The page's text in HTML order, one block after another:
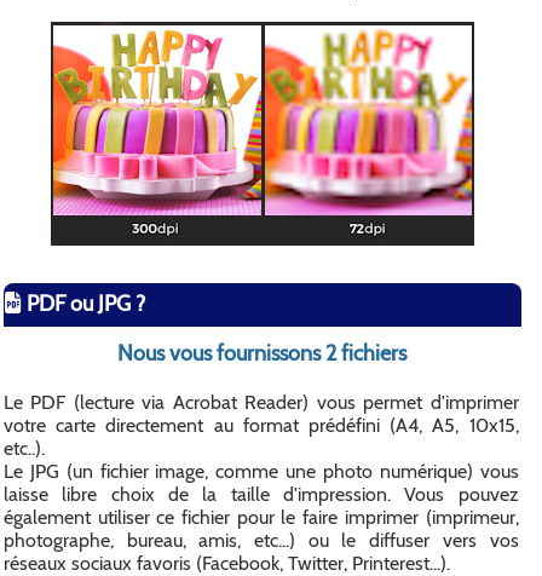
PDF ou JPG ?
Nous vous fournissons 2 fichiers
Le PDF (lecture via Acrobat Reader) vous permet d'imprimer
votre carte directement au format prédéfini (A4, A5, 10x15,
etc..).
Le JPG (un fichier image, comme une photo numérique) vous
laisse libre choix de la taille d'impression. Vous pouvez
également utiliser ce fichier pour le faire imprimer (imprimeur,
photographe, bureau, amis, etc...) ou le diffuser vers vos
réseaux sociaux favoris (Facebook, Twitter, Printerest...).